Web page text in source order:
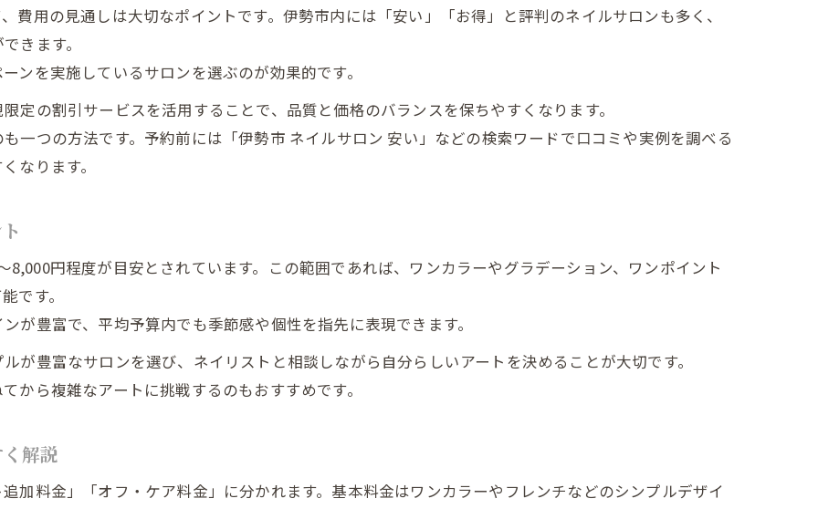
費用の見通しは大切なポイントです。伊勢市内には「安い」「お得」と評判のネイルサロンも多く、
きます。
ンを実施しているサロンを選ぶのが効果的です。
定の割引サービスを活用することで、品質と価格のバランスを保ちやすくなります。
一つの方法です。予約前には「伊勢市 ネイルサロン 安い」などの検索ワードで口コミや実例を調べる
なります。
円程度が目安とされています。この範囲であれば、ワンカラーやグラデーション、ワンポイント
です。
が豊富で、平均予算内でも季節感や個性を指先に表現できます。
が豊富なサロンを選び、ネイリストと相談しながら自分らしいアートを決めることが大切です。
から複雑なアートに挑戦するのもおすすめです。
解説
加料金」「オフ・ケア料金」に分かれます。基本料金はワンカラーやフレンチなどのシンプルデザイ